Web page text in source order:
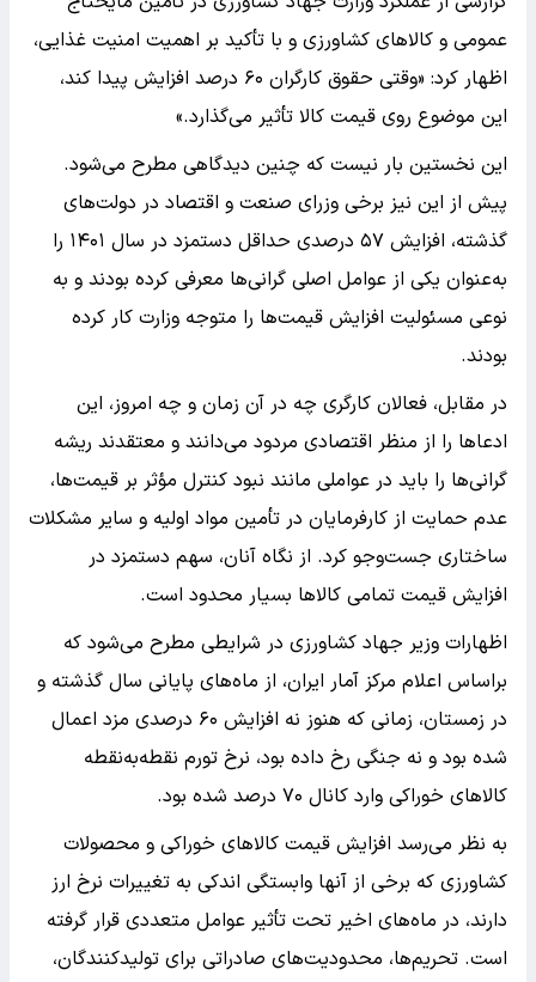
عمومی و کالاهای کشاورزی و با تأکید بر اهمیت امنیت غذایی،
اظهار کرد: «وقتی حقوق کارگران ۶۰ درصد افزایش پیدا کند،
این موضوع روی قیمت کالا تأثیر می‌گذارد.»
این نخستین بار نیست که چنین دیدگاهی مطرح می‌شود.
پیش از این نیز برخی وزرای صنعت و اقتصاد در دولت‌های
گذشته، افزایش ۵۷ درصدی حداقل دستمزد در سال ۱۴۰۱ را
به‌عنوان یکی از عوامل اصلی گرانی‌ها معرفی کرده بودند و به
نوعی مسئولیت افزایش قیمت‌ها را متوجه وزارت کار کرده
بودند.
در مقابل، فعالان کارگری چه در آن زمان و چه امروز، این
ادعاها را از منظر اقتصادی مردود می‌دانند و معتقدند ریشه
گرانی‌ها را باید در عواملی مانند نبود کنترل مؤثر بر قیمت‌ها،
عدم حمایت از کارفرمایان در تأمین مواد اولیه و سایر مشکلات
ساختاری جست‌وجو کرد. از نگاه آنان، سهم دستمزد در
افزایش قیمت تمامی کالاها بسیار محدود است.
اظهارات وزیر جهاد کشاورزی در شرایطی مطرح می‌شود که
براساس اعلام مرکز آمار ایران، از ماه‌های پایانی سال گذشته و
در زمستان، زمانی که هنوز نه افزایش ۶۰ درصدی مزد اعمال
شده بود و نه جنگی رخ داده بود، نرخ تورم نقطه‌به‌نقطه
کالاهای خوراکی وارد کانال ۷۰ درصد شده بود.
به نظر می‌رسد افزایش قیمت کالاهای خوراکی و محصولات
کشاورزی که برخی از آنها وابستگی اندکی به تغییرات نرخ ارز
دارند، در ماه‌های اخیر تحت تأثیر عوامل متعددی قرار گرفته
است. تحریم‌ها، محدودیت‌های صادراتی برای تولیدکنندگان،